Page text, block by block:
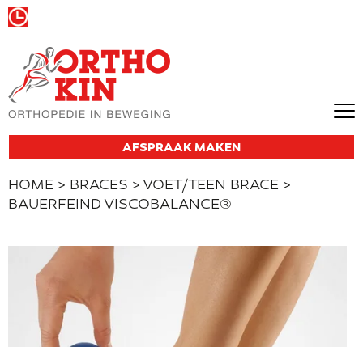
AFSPRAAK MAKEN
HOME > BRACES >VOET/TEEN BRACE >
BAUERFEIND VISCOBALANCE®